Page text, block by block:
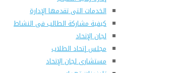
الخدمات التى تقدمها الإدارة
كيفية مشاركة الطالب فى النشاط
لجان الإتحاد
مجلس إتحاد الطلاب
مستشارى لجان الإتحاد